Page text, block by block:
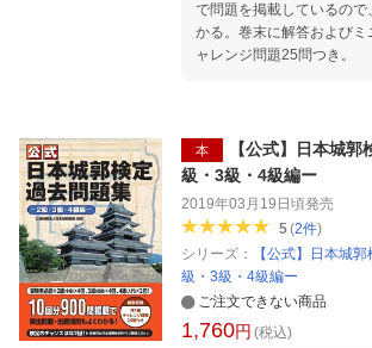
で問題を掲載しているの
かる。巻末に解答およびミ
ャレンジ問題25問つき。
本
【公式】日本城
級・3級・4級編ー
2019年03月19日頃発売
5(2件)
シリーズ：
【公式】日本城
級・3級・4級編ー
ご注文できない商品
1,760円 (税込)